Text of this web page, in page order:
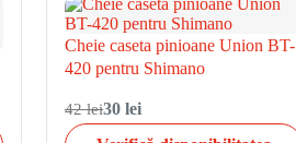
Cheie caseta pinioane Union BT-
420 pentru Shimano
42 lei30 lei